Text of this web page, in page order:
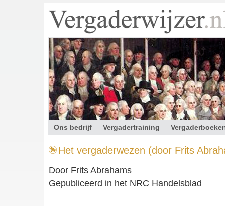
Ons bedrijf Vergadertraining
Contact
Het vergaderwezen (door Frits
Door Frits Abrahams
Gepubliceerd in het NRC Handelsblad